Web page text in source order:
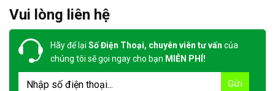
Vui lòng liên hệ
Hãy để lại Số Điện Thoại, chuyên viên tư vấn của
chúng tôi sẽ gọi ngay cho bạn MIỄN PHÍ!